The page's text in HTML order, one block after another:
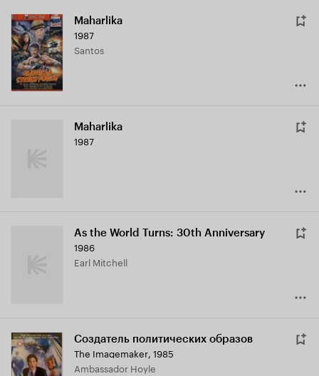
Maharlika
1987
Santos
Maharlika
1987
As the World Turns: 30th Anniversary
1986
Earl Mitchell
Создатель политических образов
The Imagemaker, 1985
Ambassador Hoyle